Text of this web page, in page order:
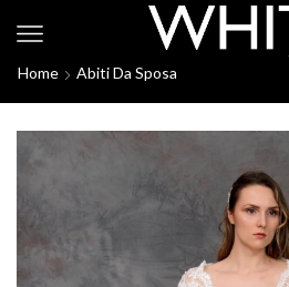
Home Abiti Da Sposa